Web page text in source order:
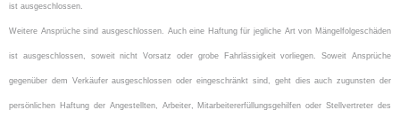
ist ausgeschlossen.
Weitere Ansprüche sind ausgeschlossen. Auch eine Haftung für jegliche Art von Mängelfolgeschäden
ist ausgeschlossen, soweit nicht Vorsatz oder grobe Fahrlässigkeit vorliegen. Soweit Ansprüche
gegenüber dem Verkäufer ausgeschlossen oder eingeschränkt sind, geht dies auch zugunsten der
persönlichen Haftung der Angestellten, Arbeiter, Mitarbeitererfüllungsgehilfen oder Stellvertreter des